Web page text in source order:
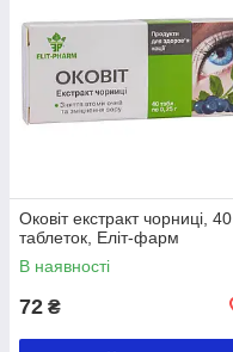
Оковіт екстракт чорниці, 40
таблеток, Еліт-фарм
В наявності
72 ₴